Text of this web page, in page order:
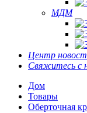
МДМ
Центр
Свяжитесь с
Дом
Товары
Оберточная